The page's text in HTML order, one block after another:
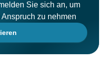
Sie sich an, um
Anspruch zu nehmen